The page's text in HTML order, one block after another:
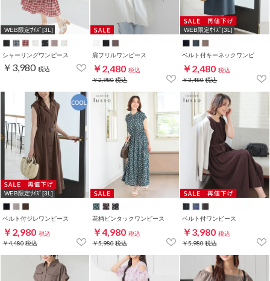
WEB限定ｻｲｽﾞ[3L]
シャーリングワンピース
￥3,980 税込
肩フリルワンピース
￥2,480 税込
￥2,980税込
WEB限定ｻｲｽﾞ[3L]
ベルト付キーネックワンピ
￥2,480 税込
￥3,480税込
WEB限定ｻｲｽﾞ[3L]
ベルト付ジレワンピース
￥2,980 税込
￥4,480税込
花柄ピンタックワンピース
￥4,980 税込
￥5,980税込
ベルト付ワンピース
￥3,980 税込
￥5,980税込